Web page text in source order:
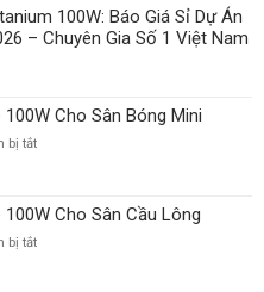
100W: Báo Giá Sỉ Dự Án
– Chuyên Gia Số 1 Việt Nam
Cho Sân Bóng Mini
bị tắtở
100W
Cho
Cho Sân Cầu Lông
bị tắtở